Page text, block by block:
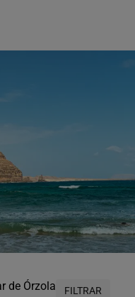
de Órzola FILTRAR